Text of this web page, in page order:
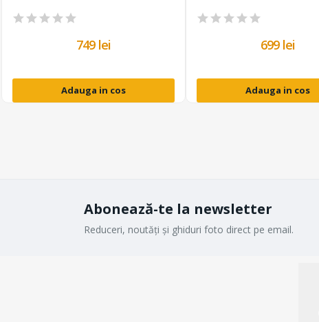
749 lei
Adauga in cos
699 lei
Adauga in cos
Abonează-te la newsletter
Reduceri, noutăți și ghiduri foto direct pe email.